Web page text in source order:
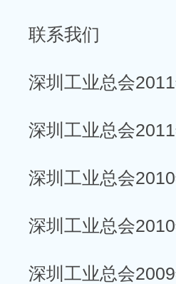
联系我们
深圳工业总会
深圳工业总会
深圳工业总会
深圳工业总会
深圳工业总会